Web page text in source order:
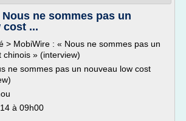
ne sommes pas un
cost ...
> MobiWire : « Nous ne sommes pas un
chinois » (interview)
ne sommes pas un nouveau low cost
à 09h00